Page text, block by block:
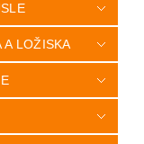
A LOŽISKA